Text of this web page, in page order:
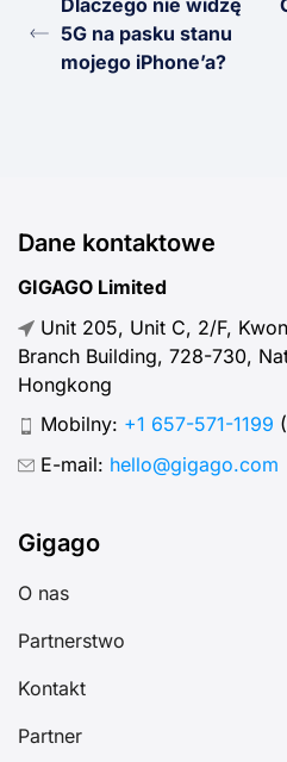
Dlaczego nie widzę
5G na pasku stanu
mojego iPhone’a?
Dane kontaktowe
GIGAGO Limited
Unit 205, Unit C, 2/F,
Branch Building, 728-730,
Hongkong
Mobilny: +1 657-571-1199
E-mail: hello@gigago.com
Gigago
O nas
Partnerstwo
Kontakt
Partner